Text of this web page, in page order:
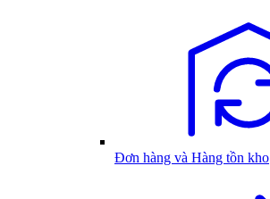
Đơn hàng và Hàng tồn kho